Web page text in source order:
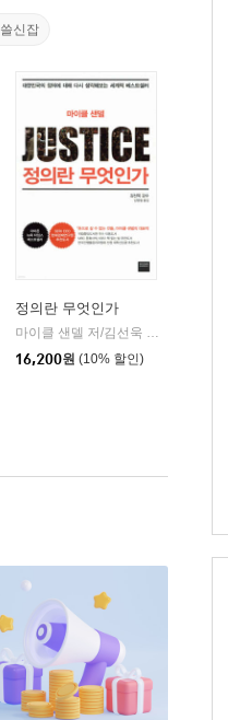
신잡
을유문화사
정의란 무엇인가
마이클 샌델 저/김선욱 감수/김명철 역
16,200원 (10% 할인)